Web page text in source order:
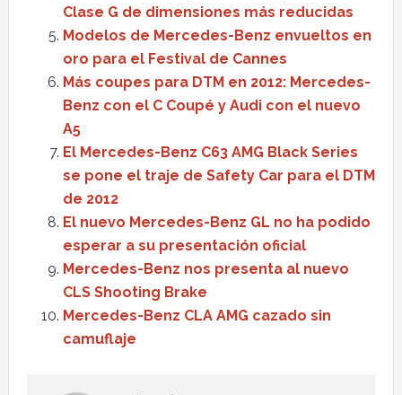
Clase G de dimensiones más reducidas
Modelos de Mercedes-Benz envueltos en
oro para el Festival de Cannes
Más coupes para DTM en 2012: Mercedes-
Benz con el C Coupé y Audi con el nuevo
A5
El Mercedes-Benz C63 AMG Black Series
se pone el traje de Safety Car para el DTM
de 2012
El nuevo Mercedes-Benz GL no ha podido
esperar a su presentación oficial
Mercedes-Benz nos presenta al nuevo
CLS Shooting Brake
Mercedes-Benz CLA AMG cazado sin
camuflaje